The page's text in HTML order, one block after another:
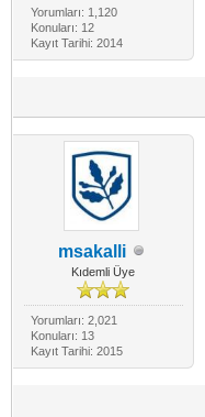
Yorumları: 1,120
Konuları: 12
Kayıt Tarihi: 2014
msakalli
Kıdemli Üye
Yorumları: 2,021
Konuları: 13
Kayıt Tarihi: 2015